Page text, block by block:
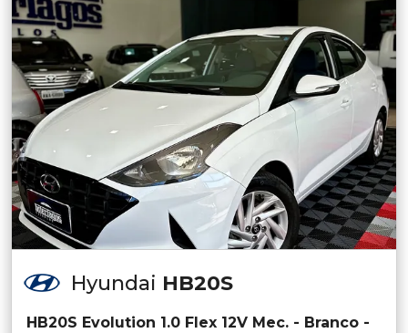
Hyundai HB20S
HB20S Evolution 1.0 Flex 12V Mec. - Branco -